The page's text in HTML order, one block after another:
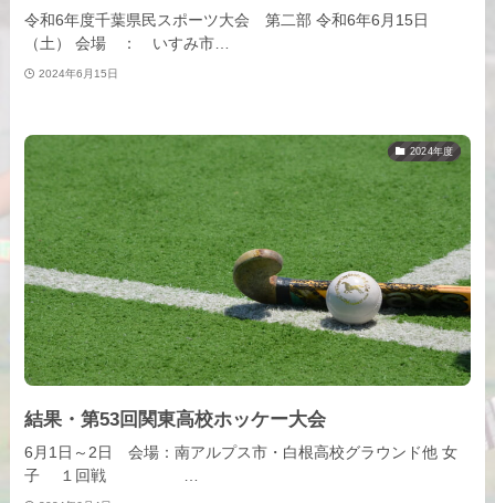
令和6年度千葉県民スポーツ大会 第二部 令和6年6月15日
（土） 会場 ： いすみ市…
2024年6月15日
2024年度
結果・第53回関東高校ホッケー大会
6月1日～2日 会場：南アルプス市・白根高校グラウンド他 女
子 １回戦 …